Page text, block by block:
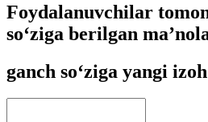
Foydalanuvchilar
so‘ziga berilgan
ganch so‘ziga yangi